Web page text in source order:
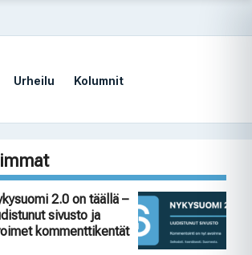
Urheilu Kolumnit
2.0 on täällä –
sivusto ja
kommenttikentät